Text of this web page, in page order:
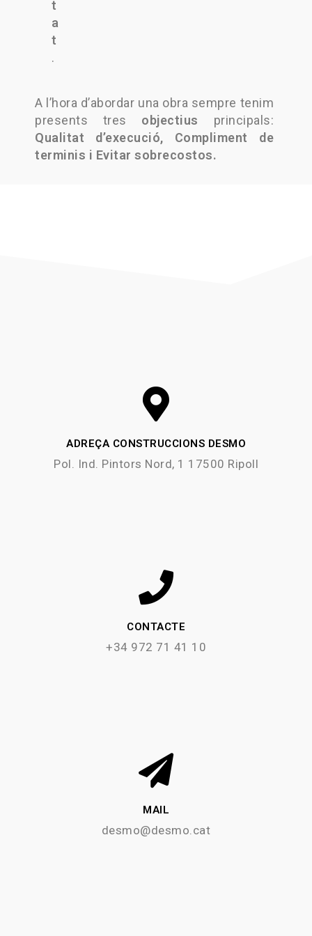
t
a
t
.
A l’hora d’abordar una obra sempre tenim
presents tres objectius principals:
Qualitat d’execució, Compliment de
terminis i Evitar sobrecostos.
ADREÇA CONSTRUCCIONS DESMO
Pol. Ind. Pintors Nord, 1 17500 Ripoll
CONTACTE
+34 972 71 41 10
MAIL
desmo@desmo.cat​